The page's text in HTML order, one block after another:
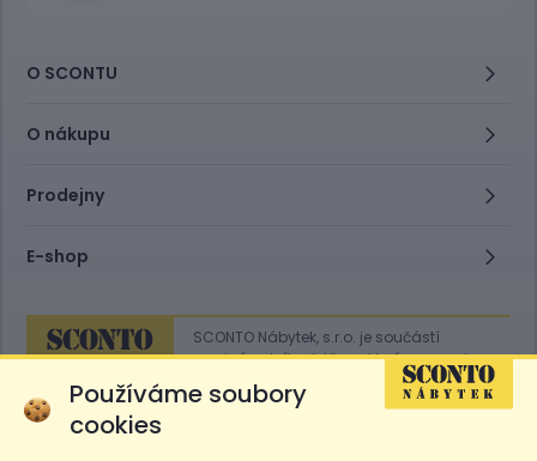
O SCONTU
O nákupu
Prodejny
E-shop
SCONTO Nábytek, s.r.o. je součástí
mezinárodního řetězce, který provozuje
obchodní domy
Sconto.
Používáme soubory
cookies